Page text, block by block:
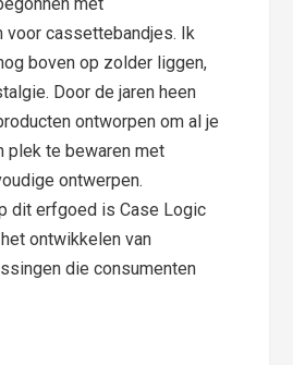
cassettebandjes. Ik
boven op zolder liggen,
Door de jaren heen
ontworpen om al je
plek te bewaren met
ontwerpen.
dit erfgoed is Case Logic
ontwikkelen van
die consumenten